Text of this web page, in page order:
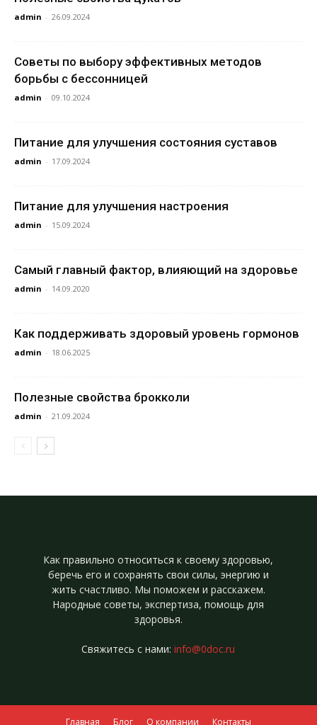
admin - 26.09.2024
Советы по выбору эффективных методов
борьбы с бессонницей
admin - 09.10.2024
Питание для улучшения состояния суставов
admin - 17.09.2024
Питание для улучшения настроения
admin - 15.09.2024
Самый главный фактор, влияющий на здоровье
admin - 14.09.2020
Как поддерживать здоровый уровень гормонов
admin - 18.06.2025
Полезные свойства брокколи
admin - 21.09.2024
Как правильно относиться к своему здоровью,
беречь его и сохранять свои силы, энергию и
жить счастливо. Мы поможем и расскажем.
Народные советы, экспертиза, помощь для
здоровья.
Свяжитесь с нами:info@0doc.ru
Главная Блог О компании Контакты